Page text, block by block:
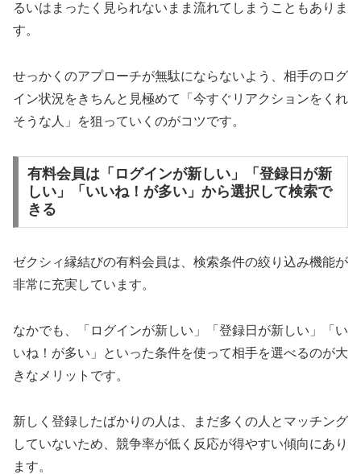
るいはまったく見られないまま流れてしまうこともありま
す。
せっかくのアプローチが無駄にならないよう、相手のログ
イン状況をきちんと見極めて「今すぐリアクションをくれ
そうな人」を狙っていくのがコツです。
有料会員は「ログインが新しい」「登録日が新
しい」「いいね！が多い」から選択して検索で
きる
ゼクシィ縁結びの有料会員は、検索条件の絞り込み機能が
非常に充実しています。
なかでも、「ログインが新しい」「登録日が新しい」「い
いね！が多い」といった条件を使って相手を選べるのが大
きなメリットです。
新しく登録したばかりの人は、まだ多くの人とマッチング
していないため、競争率が低く反応が得やすい傾向にあり
ます。